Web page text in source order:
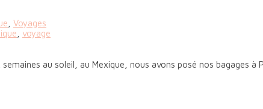
Voyages
voyage
au soleil, au Mexique, nous avons posé nos bagages à